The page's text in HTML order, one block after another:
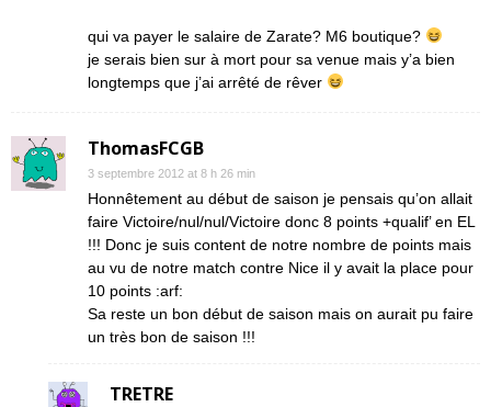
qui va payer le salaire de Zarate? M6 boutique?
je serais bien sur à mort pour sa venue mais y’a bien
longtemps que j’ai arrêté de rêver
ThomasFCGB
3 septembre 2012 at 8 h 26 min
Honnêtement au début de saison je pensais qu’on allait
faire Victoire/nul/nul/Victoire donc 8 points +qualif’ en EL
!!! Donc je suis content de notre nombre de points mais
au vu de notre match contre Nice il y avait la place pour
10 points :arf:
Sa reste un bon début de saison mais on aurait pu faire
un très bon de saison !!!
TRETRE